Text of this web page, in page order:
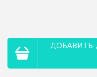
ДОБАВИТЬ